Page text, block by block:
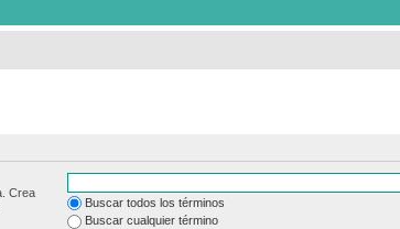
Crea
Buscar todos los términos
Buscar cualquier término